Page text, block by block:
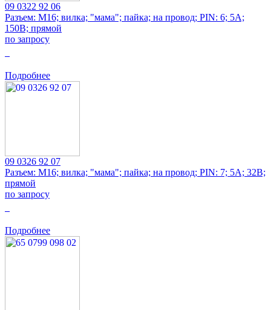
09 0322 92 06
Разъем: M16; вилка; "мама"; пайка; на провод; PIN: 6; 5А;
150В; прямой
по запросу
Подробнее
09 0326 92 07
Разъем: M16; вилка; "мама"; пайка; на провод; PIN: 7; 5А; 32В;
прямой
по запросу
Подробнее